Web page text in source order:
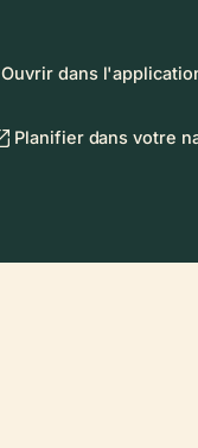
Ouvrir dans
Planifier dans votre